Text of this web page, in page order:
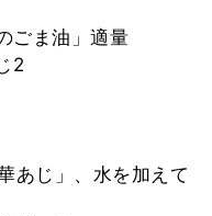
ごま油」適量
2
あじ」、水を加えて